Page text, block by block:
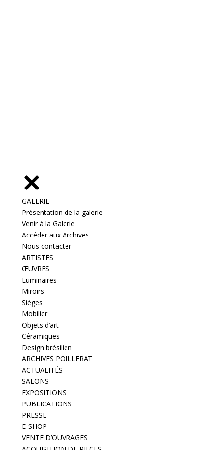
GALERIE
Présentation de la galerie
Venir à la Galerie
Accéder aux Archives
Nous contacter
ARTISTES
ŒUVRES
Luminaires
Miroirs
Sièges
Mobilier
Objets d’art
Céramiques
Design brésilien
ARCHIVES POILLERAT
ACTUALITÉS
SALONS
EXPOSITIONS
PUBLICATIONS
PRESSE
E-SHOP
VENTE D’OUVRAGES